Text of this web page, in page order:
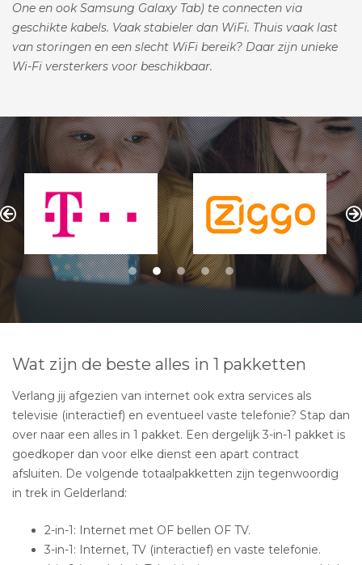
One en ook Samsung Galaxy Tab) te connecten via
geschikte kabels. Vaak stabieler dan WiFi. Thuis vaak last
van storingen en een slecht WiFi bereik? Daar zijn unieke
Wi-Fi versterkers voor beschikbaar.
Wat zijn de beste alles in 1 pakketten
Verlang jij afgezien van internet ook extra services als
televisie (interactief) en eventueel vaste telefonie? Stap dan
over naar een alles in 1 pakket. Een dergelijk 3-in-1 pakket is
goedkoper dan voor elke dienst een apart contract
afsluiten. De volgende totaalpakketten zijn tegenwoordig
in trek in Gelderland:
2-in-1: Internet met OF bellen OF TV.
3-in-1: Internet, TV (interactief) en vaste telefonie.